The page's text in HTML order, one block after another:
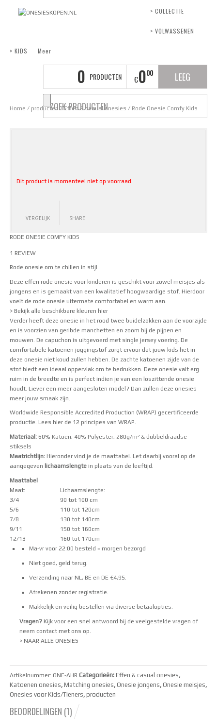
> COLLECTIE
> VOLWASSENEN
> KIDS Meer
0 PRODUCTEN €000 LEEG
Home / producten /Effen & casual onesies / Rode Onesie Comfy Kids
Dit product is momenteel niet op voorraad.
VERGELIJK SHARE
RODE ONESIE COMFY KIDS
1 REVIEW
Rode onesie om te chillen in stijl
Deze effen rode onesie voor kinderen is geschikt voor zowel meisjes als
jongens en is gemaakt van een kwalitatief hoogwaardige stof. Hierdoor
voelt de rode onesie uitermate comfortabel en warm aan.
> Bekijk alle beschikbare kleuren hier
Verder heeft deze onesie in het rood twee buidelzakken aan de voorzijde
en is voorzien van geribde manchetten en zoom bij de pijpen en
mouwen. De capuchon is uitgevoerd met single jersey voering. De
comfortabele katoenen joggingstof zorgt ervoor dat jouw kids het in
deze onesie niet koud zullen hebben. De zachte katoenen zijde van de
stof biedt een ideaal oppervlak om te bedrukken. Deze onesie valt erg
ruim in de breedte en is perfect indien je van een loszittende onesie
houdt. Liever een meer aangesloten model? Dan zullen deze onesies
meer jouw smaak zijn.
Worldwide Responsible Accredited Production (WRAP) gecertificeerde
productie. Lees hier de 12 principes van WRAP.
Materiaal: 60% Katoen, 40% Polyester, 280g/m² & dubbeldraadse
stiksels
Maatrichtlijn: Hieronder vind je de maattabel. Let daarbij vooral op de
aangegeven lichaamslengte in plaats van de leeftijd.
Maattabel
Maat:
Lichaamslengte:
3/4
90 tot 100 cm
5/6
110 tot 120cm
7/8
130 tot 140cm
9/11
150 tot 160cm
12/13
160 tot 170cm
Ma-vr voor 22:00 besteld = morgen bezorgd
Niet goed, geld terug.
Verzending naar NL, BE en DE €4,95.
Afrekenen zonder registratie.
Makkelijk en veilig bestellen via diverse betaalopties
Vragen? Kijk voor een snel antwoord bij de veelgestelde vragen of
neem contact met ons op.
> NAAR ALLE ONESIES
Artikelnummer: ONE-AHR Categorieën: Effen & casual onesies,
Katoenen onesies, Matching onesies, Onesie jongens, Onesie meisjes,
Onesies voor Kids/Tieners, producten
BEOORDELINGEN (1)